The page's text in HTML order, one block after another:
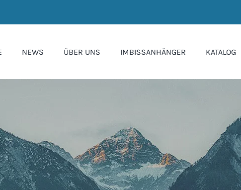
NEWS ÜBER UNS IMBISSANHÄNGER KATALOG